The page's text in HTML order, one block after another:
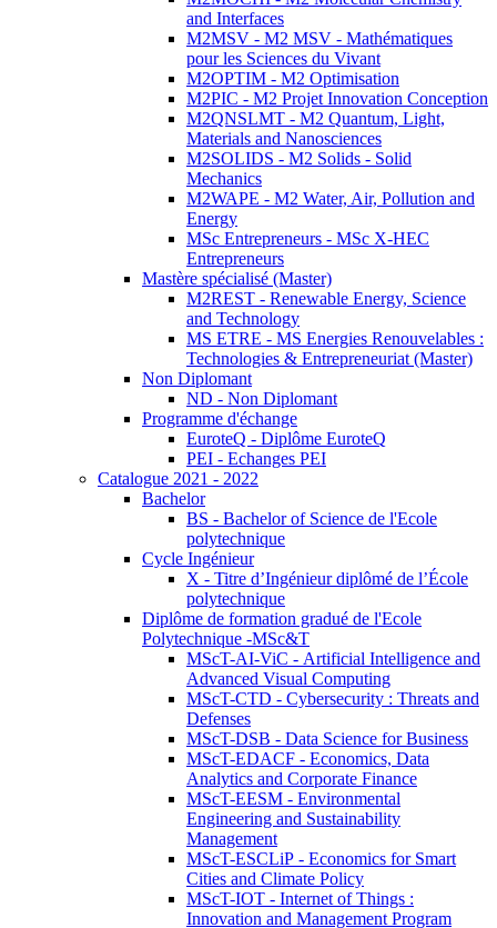
and Interfaces
M2MSV - M2 MSV - Mathématiques
pour les Sciences du Vivant
M2OPTIM - M2 Optimisation
M2PIC - M2 Projet Innovation Conception
M2QNSLMT - M2 Quantum, Light,
Materials and Nanosciences
M2SOLIDS - M2 Solids - Solid
Mechanics
M2WAPE - M2 Water, Air, Pollution and
Energy
MSc Entrepreneurs - MSc X-HEC
Entrepreneurs
Mastère spécialisé (Master)
M2REST - Renewable Energy, Science
and Technology
MS ETRE - MS Energies Renouvelables :
Technologies & Entrepreneuriat (Master)
Non Diplomant
ND - Non Diplomant
Programme d'échange
EuroteQ - Diplôme EuroteQ
PEI - Echanges PEI
Catalogue 2021 - 2022
Bachelor
BS - Bachelor of Science de l'Ecole
polytechnique
Cycle Ingénieur
X - Titre d’Ingénieur diplômé de l’École
polytechnique
Diplôme de formation gradué de l'Ecole
Polytechnique -MSc&T
MScT-AI-ViC - Artificial Intelligence and
Advanced Visual Computing
MScT-CTD - Cybersecurity : Threats and
Defenses
MScT-DSB - Data Science for Business
MScT-EDACF - Economics, Data
Analytics and Corporate Finance
MScT-EESM - Environmental
Engineering and Sustainability
Management
MScT-ESCLiP - Economics for Smart
Cities and Climate Policy
MScT-IOT - Internet of Things :
Innovation and Management Program